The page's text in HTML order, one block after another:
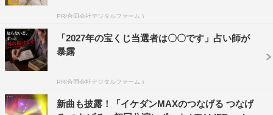
ダンスは得意なだけに、わずかな練習ですぐに振りを覚
えるイケダンたち。しかし、サイリウムダンスはとにかく
テンポが速く、重要なのはリズム感より体力。過酷な特訓
に必死にくらいついていく7人だったが、やがてヘロヘロ
PR(合同会社デジタルファーム )
「2027年の宝くじ当選者は〇〇です」占い師が
暴露
PR(合同会社デジタルファーム )
新曲も披露！「イケダンMAXのつなげる つなげ